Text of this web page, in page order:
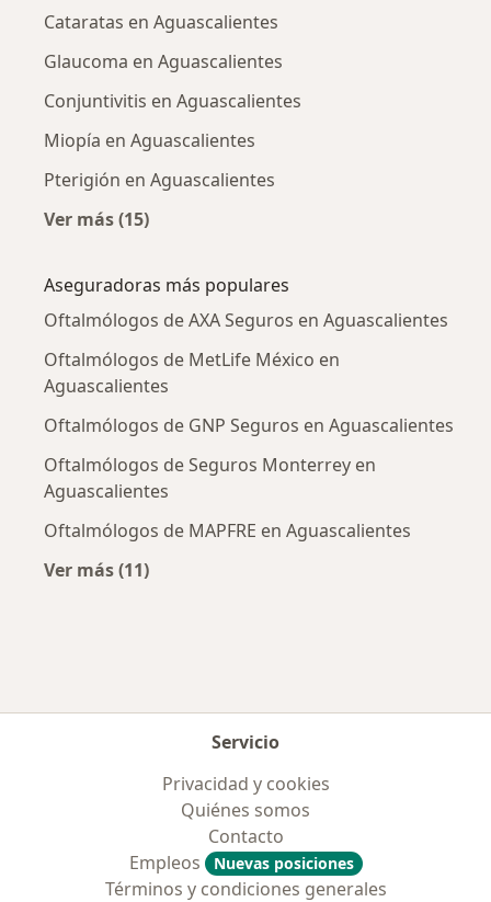
Cataratas en Aguascalientes
Glaucoma en Aguascalientes
Conjuntivitis en Aguascalientes
Miopía en Aguascalientes
Pterigión en Aguascalientes
Ver más (15)
Aseguradoras más populares
Oftalmólogos de AXA Seguros en Aguascalientes
Oftalmólogos de MetLife México en
Aguascalientes
Oftalmólogos de GNP Seguros en Aguascalientes
Oftalmólogos de Seguros Monterrey en
Aguascalientes
Oftalmólogos de MAPFRE en Aguascalientes
Ver más (11)
Servicio
Privacidad y cookies
Quiénes somos
Contacto
Empleos
Nuevas posiciones
Términos y condiciones generales